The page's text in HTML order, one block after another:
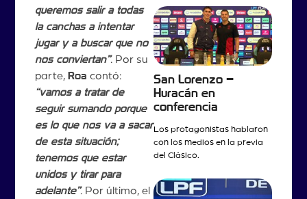
queremos salir a todas
la canchas a intentar
jugar y a buscar que no
nos conviertan”. Por su
parte, Roa contó:
“vamos a tratar de
seguir sumando porque
es lo que nos va a sacar
de esta situación;
tenemos que estar
unidos y tirar para
adelante”. Por último, el
San Lorenzo –
Huracán en
conferencia
Los protagonistas hablaron
con los medios en la previa
del Clásico.